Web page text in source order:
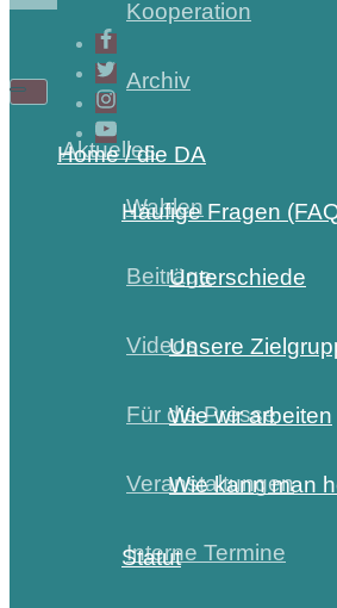
Kooperation
Archiv
Aktuelles
Wahlen
Beiträge
Videos
Für die Presse
Veranstaltungen
Interne Termine
Home / die DA
Häufige Fragen
Unterschiede
Unsere
Wie wir arbeiten
Wie kann man
Statut